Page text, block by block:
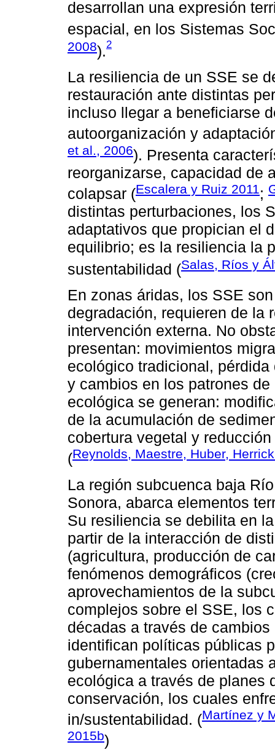
desarrollan una expresión
espacial, en los Sistemas
2008).2
La resiliencia de un SSE se
restauración ante distintas
incluso llegar a beneficiarse
autoorganización y
et al., 2006). Presenta
reorganizarse, capacidad de
colapsar (Escalera y Ruiz 2011;
distintas perturbaciones, los
adaptativos que propician el
equilibrio; es la resiliencia la
sustentabilidad (Salas, Ríos y
En zonas áridas, los SSE
degradación, requieren de la
intervención externa. No
presentan: movimientos
ecológico tradicional,
y cambios en los patrones
ecológica se generan:
de la acumulación de
cobertura vegetal y
(Reynolds, Maestre, Huber,
La región subcuenca baja
Sonora, abarca elementos
Su resiliencia se debilita en
partir de la interacción de
(agricultura, producción de
fenómenos demográficos
aprovechamientos de la
complejos sobre el SSE, los
décadas a través de
identifican políticas públicas
gubernamentales orientadas
ecológica a través de planes
conservación, los cuales
in/sustentabilidad. (Martínez y
2015b)